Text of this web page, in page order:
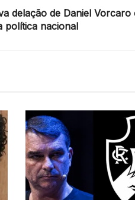
delação de Daniel Vorcaro
política nacional